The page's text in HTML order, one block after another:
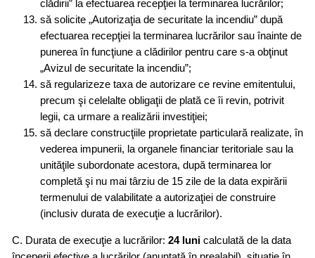
clădirii” la efectuarea recepţiei la terminarea lucrărilor;
să solicite „Autorizaţia de securitate la incendiu” după
efectuarea recepţiei la terminarea lucrărilor sau înainte de
punerea în funcţiune a clădirilor pentru care s-a obţinut
„Avizul de securitate la incendiu”;
să regularizeze taxa de autorizare ce revine emitentului,
precum şi celelalte obligaţii de plată ce îi revin, potrivit
legii, ca urmare a realizării investiţiei;
să declare construcţiile proprietate particulară realizate, în
vederea impunerii, la organele financiar teritoriale sau la
unităţile subordonate acestora, după terminarea lor
completă şi nu mai târziu de 15 zile de la data expirării
termenului de valabilitate a autorizaţiei de construire
(inclusiv durata de execuţie a lucrărilor).
C. Durata de execuţie a lucrărilor: 24 luni calculată de la data